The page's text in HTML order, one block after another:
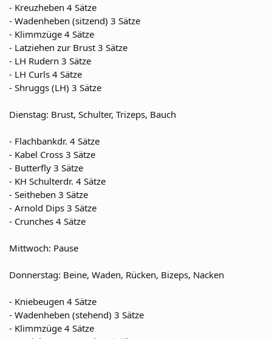
- Kreuzheben 4 Sätze
- Wadenheben (sitzend) 3 Sätze
- Klimmzüge 4 Sätze
- Latziehen zur Brust 3 Sätze
- LH Rudern 3 Sätze
- LH Curls 4 Sätze
- Shruggs (LH) 3 Sätze
Dienstag: Brust, Schulter, Trizeps, Bauch
- Flachbankdr. 4 Sätze
- Kabel Cross 3 Sätze
- Butterfly 3 Sätze
- KH Schulterdr. 4 Sätze
- Seitheben 3 Sätze
- Arnold Dips 3 Sätze
- Crunches 4 Sätze
Mittwoch: Pause
Donnerstag: Beine, Waden, Rücken, Bizeps, Nacken
- Kniebeugen 4 Sätze
- Wadenheben (stehend) 3 Sätze
- Klimmzüge 4 Sätze